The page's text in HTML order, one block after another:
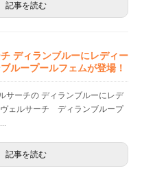
記事を読む
ディランブルーにレディー
ループールフェムが登場！
サーチの ディランブルーにレデ
ヴェルサーチ ディランブループ
記事を読む